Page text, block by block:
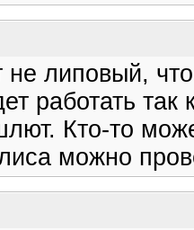
не липовый,
работать
Кто-то
можно